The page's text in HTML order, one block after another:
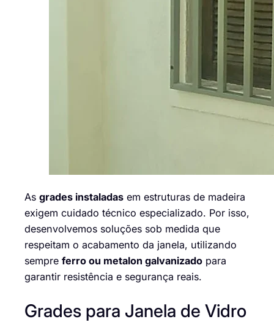
As grades instaladas em estruturas de madeira
exigem cuidado técnico especializado. Por isso,
desenvolvemos soluções sob medida que
respeitam o acabamento da janela, utilizando
sempre ferro ou metalon galvanizado para
garantir resistência e segurança reais.
Grades para Janela de Vidro